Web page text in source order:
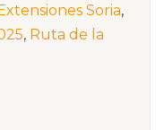
Soria,
, Ruta de la